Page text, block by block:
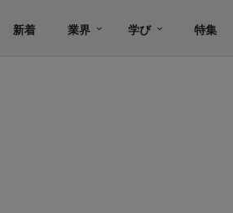
新着 業界 学び 特集